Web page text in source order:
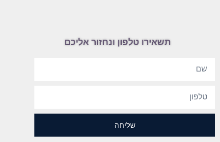
תשאירו טלפון ונחזור אליכם
שליחה